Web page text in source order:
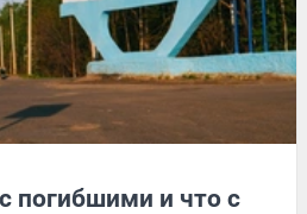
погибшими и что с